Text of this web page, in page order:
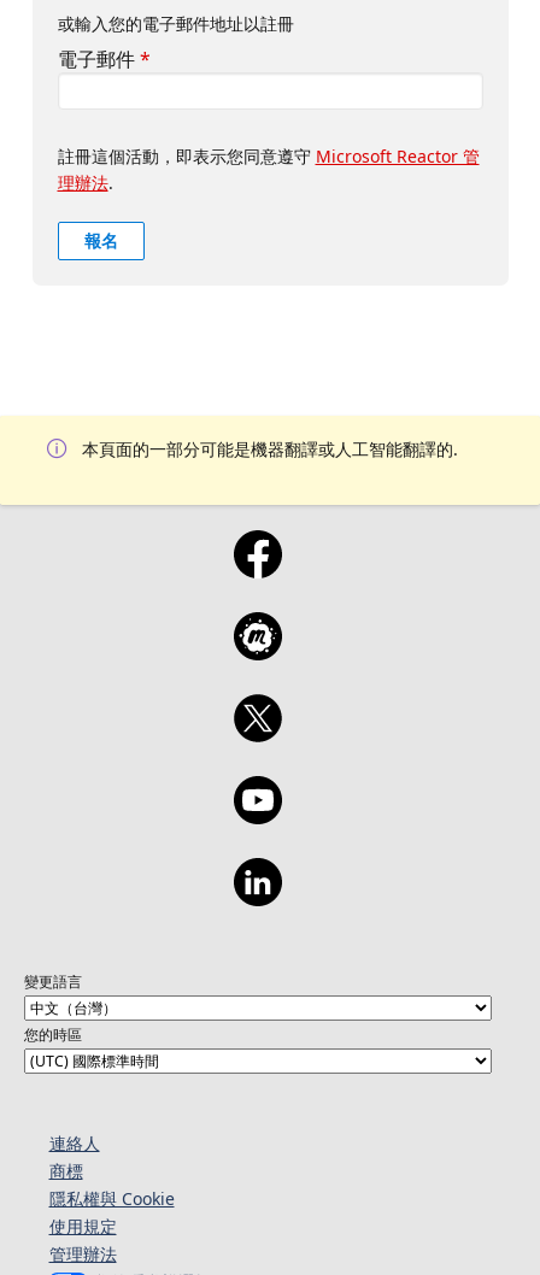
或輸入您的電子郵件地址以註冊
電子郵件 *
註冊這個活動，即表示您同意遵守 Microsoft Reactor 管
理辦法.
報名
本頁面的一部分可能是機器翻譯或人工智能翻譯的.
變更語言
您的時區
連絡人​​
商標
隱私權與 Cookie
使用規定
管理辦法